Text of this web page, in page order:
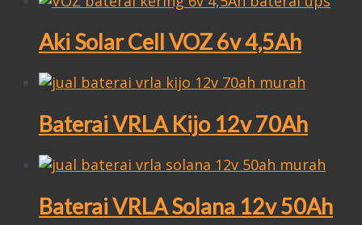
Aki Solar Cell VOZ 6v 4,5Ah
Baterai VRLA Kijo 12v 70Ah
Baterai VRLA Solana 12v 50Ah